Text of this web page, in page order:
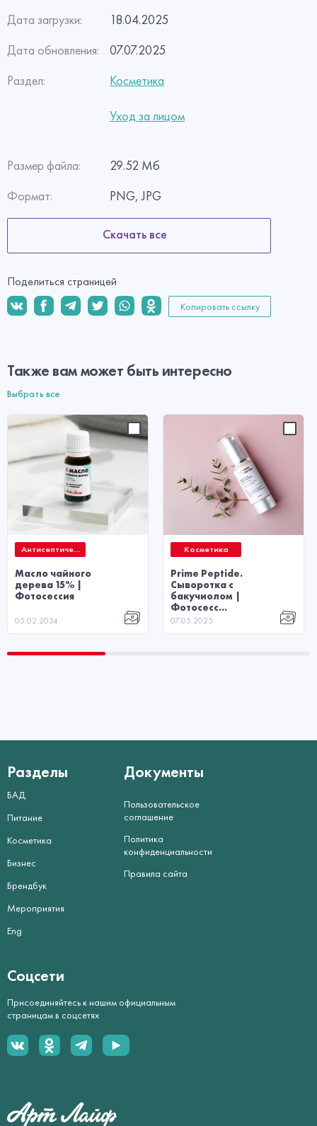
Дата загрузки:
18.04.2025
Дата обновления:
07.07.2025
Раздел:
Косметика
Уход за лицом
Размер файла:
29.52 Мб
Формат:
PNG, JPG
Скачать все
Поделиться страницей
Копировать ссылку
Также вам может быть интересно
Выбрать все
Антисептиче...
Масло чайного
дерева 15% |
Фотосессия
05.02.2024
Косметика
Prime Peptide.
Сыворотка с
бакучиолом |
Фотосесс...
07.05.2025
Разделы
БАД
Питание
Косметика
Бизнес
Брендбук
Мероприятия
Eng
Документы
Пользовательское
соглашение
Политика
конфиденциальности
Правила сайта
Соцсети
Присоединяйтесь к нашим официальным
страницам в соцсетях